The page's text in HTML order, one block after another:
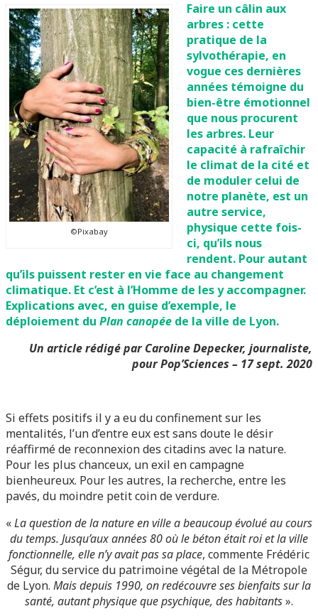
©Pixabay
Faire un câlin aux
arbres : cette
pratique de la
sylvothérapie, en
vogue ces dernières
années témoigne du
bien-être émotionnel
que nous procurent
les arbres. Leur
capacité à rafraîchir
le climat de la cité et
de moduler celui de
notre planète, est un
autre service,
physique cette fois-
ci, qu’ils nous
rendent. Pour autant
qu’ils puissent rester en vie face au changement
climatique. Et c’est à l’Homme de les y accompagner.
Explications avec, en guise d’exemple, le
déploiement du Plan canopée de la ville de Lyon.
Un article rédigé par Caroline Depecker, journaliste,
pourPop’Sciences – 17 sept. 2020
Si effets positifs il y a eu du confinement sur les
mentalités, l’un d’entre eux est sans doute le désir
réaffirmé de reconnexion des citadins avec la nature.
Pour les plus chanceux, un exil en campagne
bienheureux. Pour les autres, la recherche, entre les
pavés, du moindre petit coin de verdure.
«La question de la nature en ville a beaucoup évolué au cours
du temps. Jusqu’aux années 80 où le béton était roi et la ville
fonctionnelle, elle n’y avait pas sa place, commente Frédéric
Ségur, du service du patrimoine végétal de la Métropole
de Lyon. Mais depuis 1990, on redécouvre ses bienfaits sur la
santé, autant physique que psychique, des habitants».